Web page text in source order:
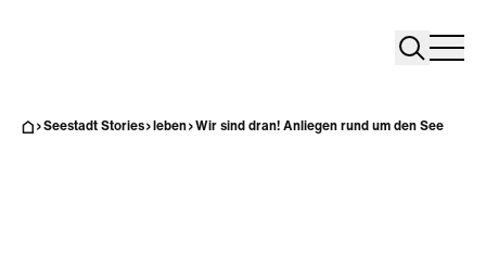
Search
Seestadt Stories leben Wir sind dran! Anliegen rund um den See